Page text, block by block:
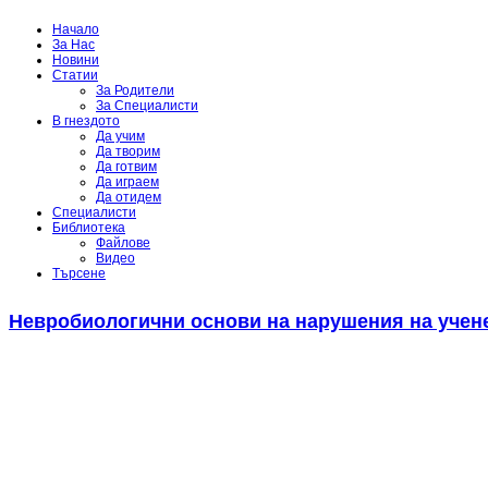
Начало
За Нас
Новини
Статии
За Родители
За Специалисти
В гнездото
Да учим
Да творим
Да готвим
Да играем
Да отидем
Специалисти
Библиотека
Файлове
Видео
Търсене
Невробиологични основи на нарушения на